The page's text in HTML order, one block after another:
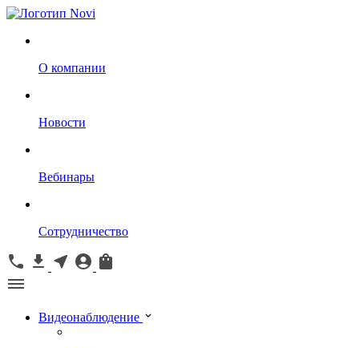
О компании
Новости
Вебинары
Сотрудничество
Видеонаблюдение